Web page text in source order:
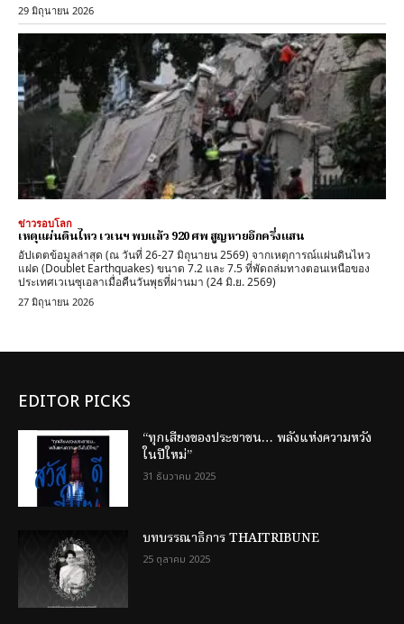
29 มิถุนายน 2026
ข่าวรอบโลก
เหตุแผ่นดินไหว เวเนฯ พบแล้ว 920 ศพ สูญหายอีกครึ่งแสน
อัปเดตข้อมูลล่าสุด (ณ วันที่ 26-27 มิถุนายน 2569) จากเหตุการณ์แผ่นดินไหว
แฝด (Doublet Earthquakes) ขนาด 7.2 และ 7.5 ที่พัดถล่มทางตอนเหนือของ
ประเทศเวเนซุเอลาเมื่อคืนวันพุธที่ผ่านมา (24 มิ.ย. 2569)
27 มิถุนายน 2026
EDITOR PICKS
“ทุกเสียงของประชาชน… พลังแห่งความหวัง
ในปีใหม่”
31 ธันวาคม 2025
บทบรรณาธิการ THAITRIBUNE
25 ตุลาคม 2025